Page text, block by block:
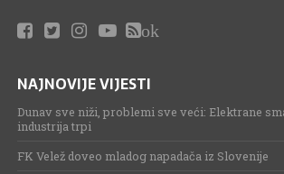
ok
NAJNOVIJE VIJESTI
Dunav sve niži, problemi sve veći: Elektrane
industrija trpi
FK Velež doveo mladog napadača iz Slovenije